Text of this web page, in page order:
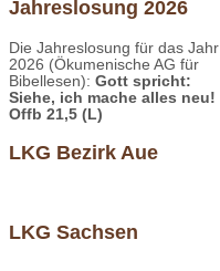
Jahreslosung 2026
Die Jahreslosung für das Jahr
2026 (Ökumenische AG für
Bibellesen): Gott spricht:
Siehe, ich mache alles neu!
Offb 21,5 (L)
LKG Bezirk Aue
LKG Sachsen